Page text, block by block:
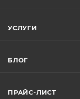
УСЛУГИ
БЛОГ
ПРАЙС-ЛИСТ